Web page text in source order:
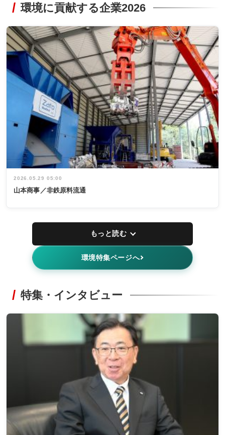
環境に貢献する企業2026
2026.05.29 05:00
山本商事／非鉄原料流通
もっと読む
環境特集ページへ
特集・インタビュー